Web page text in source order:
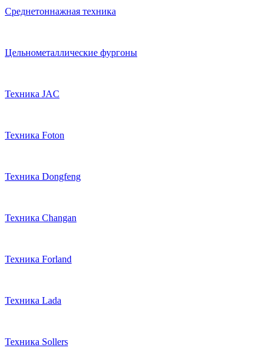
Среднетоннажная техника
Цельнометаллические фургоны
Техника JAC
Техника Foton
Техника Dongfeng
Техника Changan
Техника Forland
Техника Lada
Техника Sollers